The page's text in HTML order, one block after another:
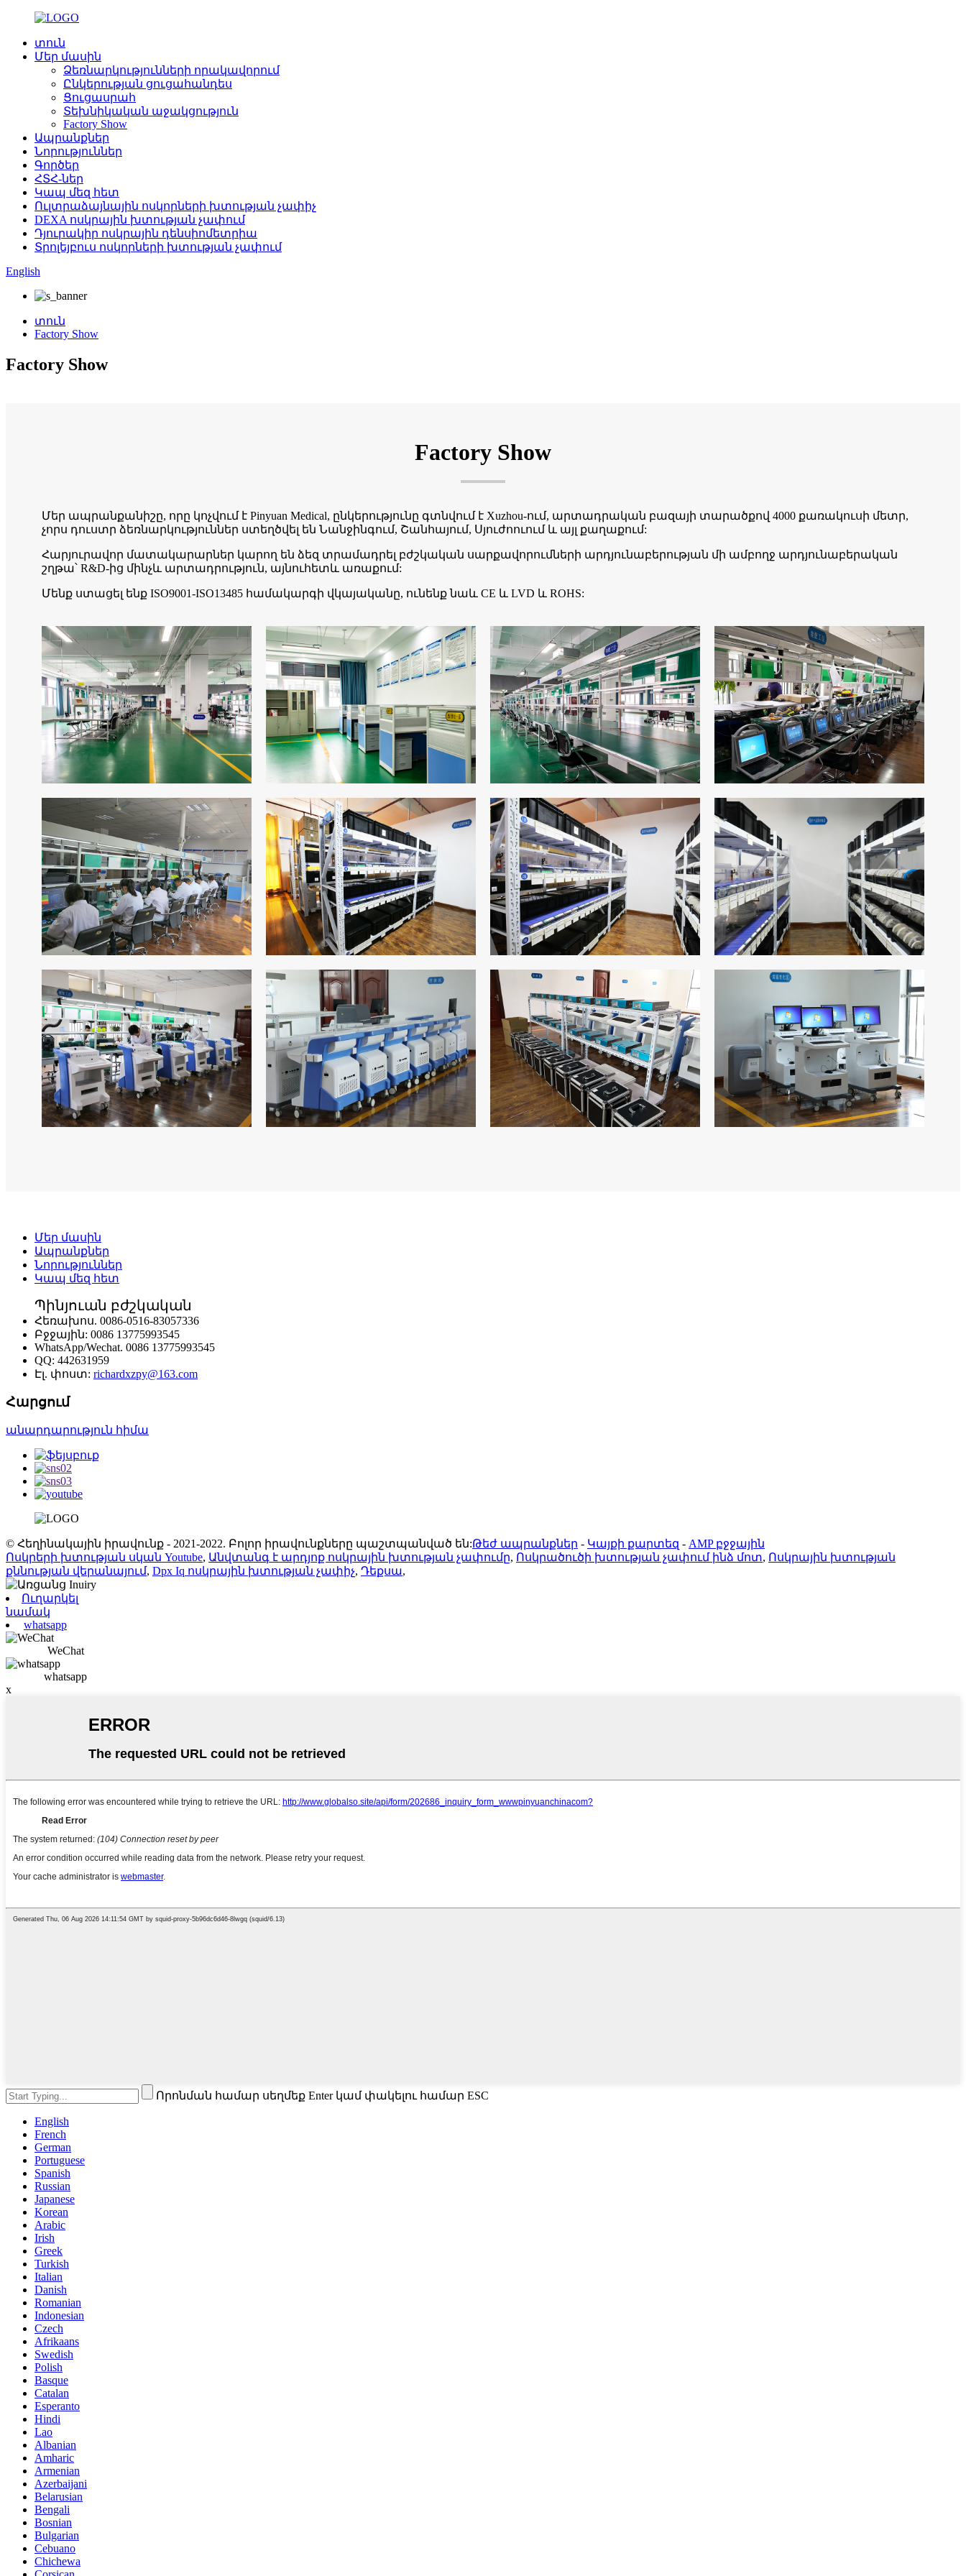
տուն
Մեր մասին
Ձեռնարկությունների որակավորում
Ընկերության ցուցահանդես
Ցուցասրահ
Տեխնիկական աջակցություն
Factory Show
Ապրանքներ
Նորություններ
Գործեր
ՀՏՀ-ներ
Կապ մեզ հետ
Ուլտրաձայնային ոսկորների խտության չափիչ
DEXA ոսկրային խտության չափում
Դյուրակիր ոսկրային դենսիոմետրիա
Տրոլեյբուս ոսկորների խտության չափում
English
տուն
Factory Show
Factory Show
Factory Show
Մեր ապրանքանիշը, որը կոչվում է Pinyuan Medical, ընկերությունը գտնվում է Xuzhou-ում, արտադրական բազայի տարածքով 4000 քառակուսի մետր,
չորս դուստր ձեռնարկություններ ստեղծվել են Նանջինգում, Շանհայում, Սյուժոուում և այլ քաղաքում:
Հարյուրավոր մատակարարներ կարող են ձեզ տրամադրել բժշկական սարքավորումների արդյունաբերության մի ամբողջ արդյունաբերական
շղթա՝ R&D-ից մինչև արտադրություն, այնուհետև առաքում:
Մենք ստացել ենք ISO9001-ISO13485 համակարգի վկայականը, ունենք նաև CE և LVD և ROHS:
Մեր մասին
Ապրանքներ
Նորություններ
Կապ մեզ հետ
Պինյուան ​​բժշկական
Հեռախոս. 0086-0516-83057336
Բջջային: 0086 13775993545
WhatsApp/Wechat. 0086 13775993545
QQ: 442631959
Էլ. փոստ: richardxzpy@163.com
Հարցում
անարդարություն հիմա
© Հեղինակային իրավունք - 2021-2022. Բոլոր իրավունքները պաշտպանված են:Թեժ ապրանքներ - Կայքի քարտեզ - AMP բջջային
Ոսկրերի խտության սկան Youtube, Անվտանգ է արդյոք ոսկրային խտության չափումը, Ոսկրածուծի խտության չափում ինձ մոտ, Ոսկրային խտության
քննության վերանայում, Dpx Iq ոսկրային խտության չափիչ, Դեքսա,
Ուղարկել
նամակ
whatsapp
WeChat
whatsapp
x
Որոնման համար սեղմեք Enter կամ փակելու համար ESC
English
French
German
Portuguese
Spanish
Russian
Japanese
Korean
Arabic
Irish
Greek
Turkish
Italian
Danish
Romanian
Indonesian
Czech
Afrikaans
Swedish
Polish
Basque
Catalan
Esperanto
Hindi
Lao
Albanian
Amharic
Armenian
Azerbaijani
Belarusian
Bengali
Bosnian
Bulgarian
Cebuano
Chichewa